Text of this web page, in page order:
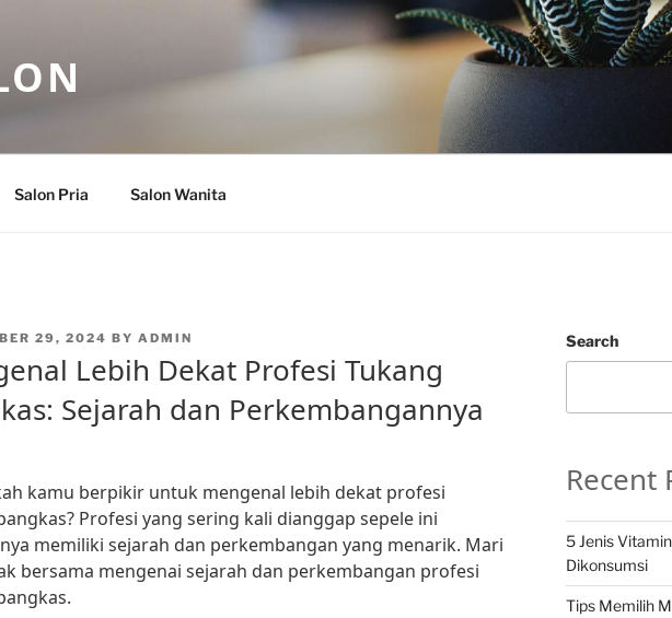
Salon Pria Salon Wanita
29, 2024 BY ADMIN
Lebih Dekat Profesi Tukang
Sejarah dan Perkembangannya
kamu berpikir untuk mengenal lebih dekat profesi
Profesi yang sering kali dianggap sepele ini
memiliki sejarah dan perkembangan yang menarik. Mari
bersama mengenai sejarah dan perkembangan profesi
Search
Recent
5 Jenis
Dikonsumsi
Tips Memilih